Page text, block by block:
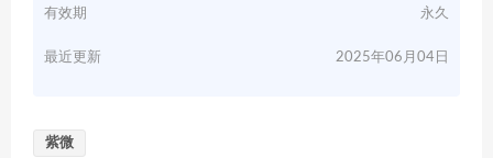
有效期 永久
最近更新 2025年06月04日
紫微